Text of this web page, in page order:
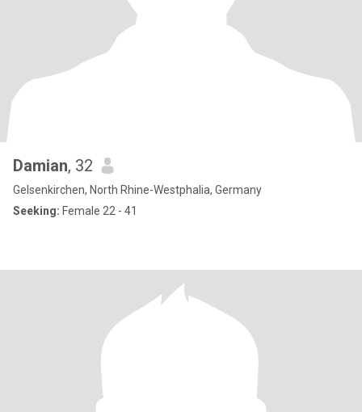
Damian, 32
Gelsenkirchen, North Rhine-Westphalia, Germany
Seeking: Female 22 - 41